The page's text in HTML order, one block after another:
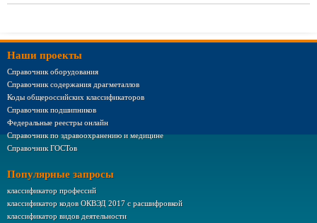
Наши проекты
Справочник оборудования
Справочник содержания драгметаллов
Коды общероссийских классификаторов
Справочник подшипников
Федеральные реестры онлайн
Справочник по здравоохранению и медицине
Справочник ГОСТов
Популярные запросы
классификатор профессий
классификатор кодов ОКВЭД 2017 с расшифровкой
классификатор видов деятельности